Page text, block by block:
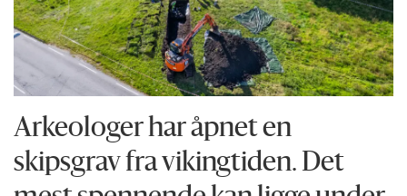
Arkeologer har åpnet en
skipsgrav fra vikingtiden. Det